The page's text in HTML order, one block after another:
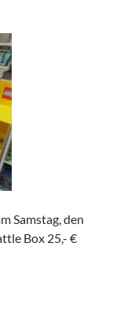
Samstag, den
Box 25,- €